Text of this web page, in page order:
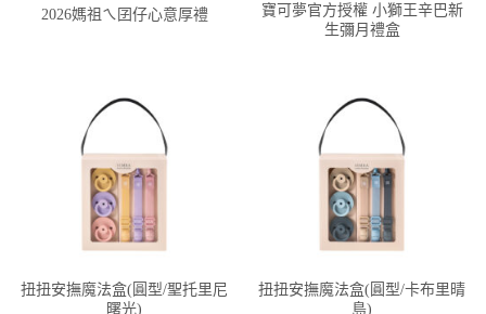
2026媽祖ㄟ囝仔心意厚禮
寶可夢官方授權 小獅王辛巴新
生彌月禮盒
扭扭安撫魔法盒(圓型/聖托里尼
曙光)
扭扭安撫魔法盒(圓型/卡布里晴
島)